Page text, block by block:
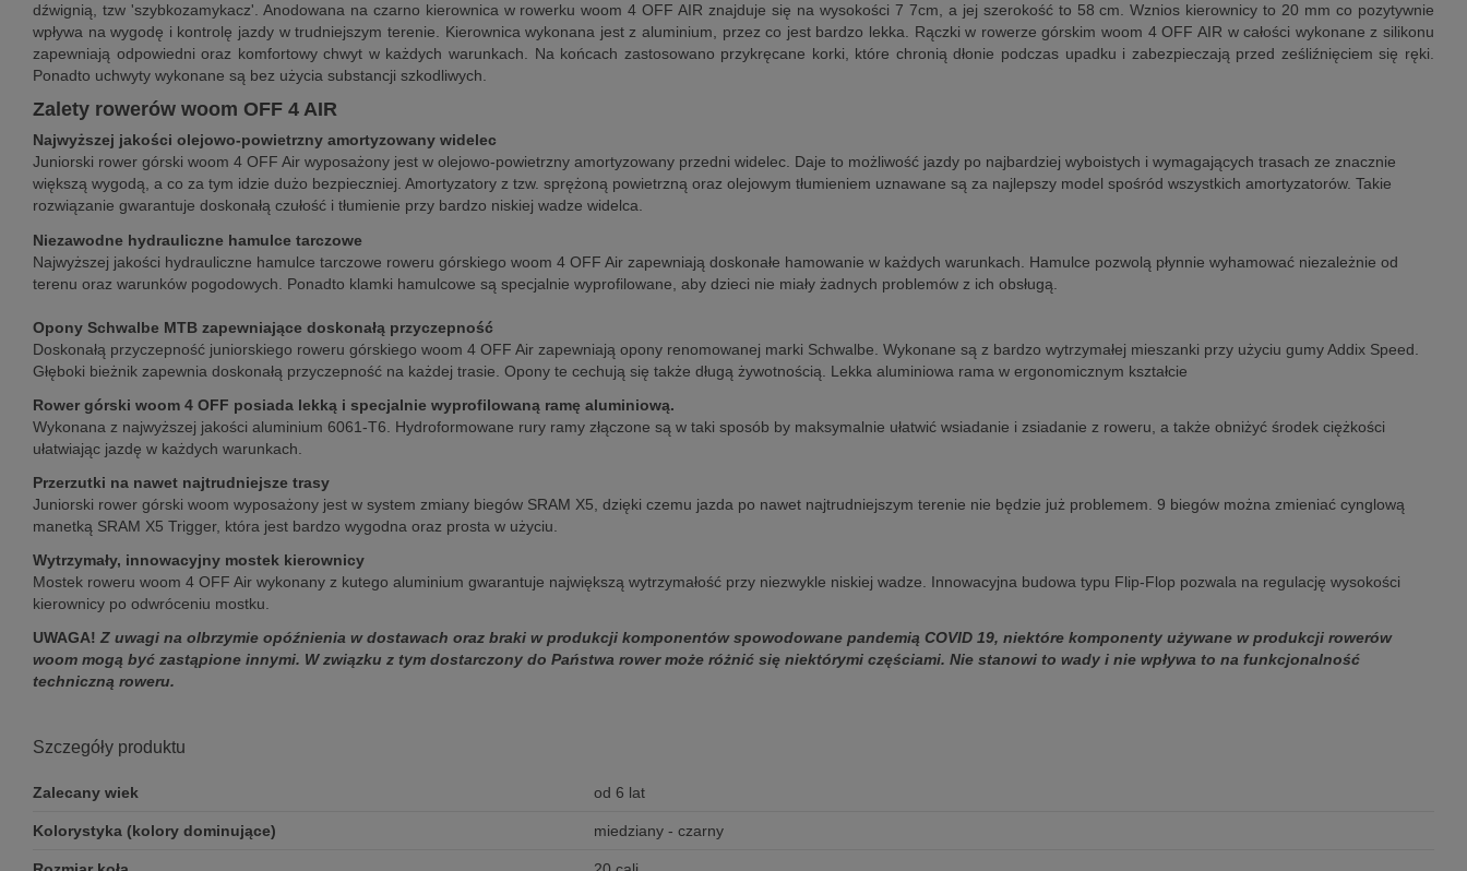
dźwignią, tzw 'szybkozamykacz'. Anodowana na czarno kierownica w rowerku woom 4 OFF AIR znajduje się na wysokości 7 7cm, a jej szerokość to 58 cm. Wznios kierownicy to 20 mm co pozytywnie
wpływa na wygodę i kontrolę jazdy w trudniejszym terenie. Kierownica wykonana jest z aluminium, przez co jest bardzo lekka. Rączki w rowerze górskim woom 4 OFF AIR w całości wykonane z silikonu
zapewniają odpowiedni oraz komfortowy chwyt w każdych warunkach. Na końcach zastosowano przykręcane korki, które chronią dłonie podczas upadku i zabezpieczają przed ześliźnięciem się ręki.
Ponadto uchwyty wykonane są bez użycia substancji szkodliwych.
Zalety rowerów woom OFF 4 AIR
Najwyższej jakości olejowo-powietrzny amortyzowany widelec
Juniorski rower górski woom 4 OFF Air wyposażony jest w olejowo-powietrzny amortyzowany przedni widelec. Daje to możliwość jazdy po najbardziej wyboistych i wymagających trasach ze znacznie
większą wygodą, a co za tym idzie dużo bezpieczniej. Amortyzatory z tzw. sprężoną powietrzną oraz olejowym tłumieniem uznawane są za najlepszy model spośród wszystkich amortyzatorów. Takie
rozwiązanie gwarantuje doskonałą czułość i tłumienie przy bardzo niskiej wadze widelca.
Niezawodne hydrauliczne hamulce tarczowe
Najwyższej jakości hydrauliczne hamulce tarczowe roweru górskiego woom 4 OFF Air zapewniają doskonałe hamowanie w każdych warunkach. Hamulce pozwolą płynnie wyhamować niezależnie od
terenu oraz warunków pogodowych. Ponadto klamki hamulcowe są specjalnie wyprofilowane, aby dzieci nie miały żadnych problemów z ich obsługą.
Opony Schwalbe MTB zapewniające doskonałą przyczepność
Doskonałą przyczepność juniorskiego roweru górskiego woom 4 OFF Air zapewniają opony renomowanej marki Schwalbe. Wykonane są z bardzo wytrzymałej mieszanki przy użyciu gumy Addix Speed.
Głęboki bieżnik zapewnia doskonałą przyczepność na każdej trasie. Opony te cechują się także długą żywotnością. Lekka aluminiowa rama w ergonomicznym kształcie
Rower górski woom 4 OFF posiada lekką i specjalnie wyprofilowaną ramę aluminiową.
Wykonana z najwyższej jakości aluminium 6061-T6. Hydroformowane rury ramy złączone są w taki sposób by maksymalnie ułatwić wsiadanie i zsiadanie z roweru, a także obniżyć środek ciężkości
ułatwiając jazdę w każdych warunkach.
Przerzutki na nawet najtrudniejsze trasy
Juniorski rower górski woom wyposażony jest w system zmiany biegów SRAM X5, dzięki czemu jazda po nawet najtrudniejszym terenie nie będzie już problemem. 9 biegów można zmieniać cynglową
manetką SRAM X5 Trigger, która jest bardzo wygodna oraz prosta w użyciu.
Wytrzymały, innowacyjny mostek kierownicy
Mostek roweru woom 4 OFF Air wykonany z kutego aluminium gwarantuje największą wytrzymałość przy niezwykle niskiej wadze. Innowacyjna budowa typu Flip-Flop pozwala na regulację wysokości
kierownicy po odwróceniu mostku.
UWAGA! Z uwagi na olbrzymie opóźnienia w dostawach oraz braki w produkcji komponentów spowodowane pandemią COVID 19, niektóre komponenty używane w produkcji rowerów
woom mogą być zastąpione innymi. W związku z tym dostarczony do Państwa rower może różnić się niektórymi częściami. Nie stanowi to wady i nie wpływa to na funkcjonalność
techniczną roweru.
Szczegóły produktu
Zalecany wiek od 6 lat
Kolorystyka (kolory dominujące) miedziany - czarny